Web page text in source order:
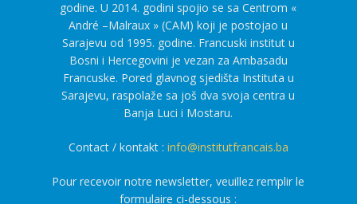
godine. U 2014. godini spojio se sa Centrom «
André –Malraux » (CAM) koji je postojao u
Sarajevu od 1995. godine. Francuski institut u
Bosni i Hercegovini je vezan za Ambasadu
Francuske. Pored glavnog sjedišta Instituta u
Sarajevu, raspolaže sa još dva svoja centra u
Banja Luci i Mostaru.
Contact / kontakt : info@institutfrancais.ba
Pour recevoir notre newsletter, veuillez remplir le
formulaire ci-dessous :